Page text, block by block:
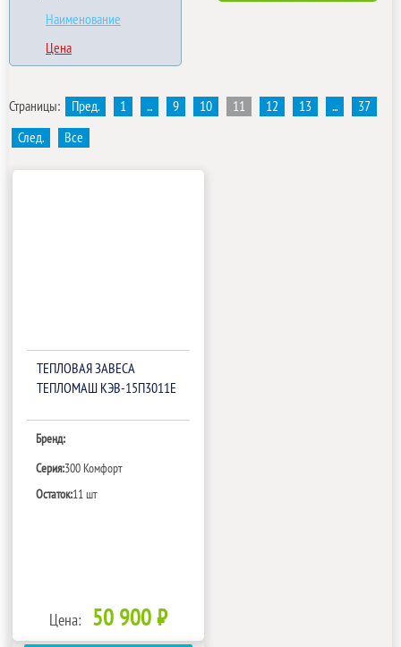
Наименование
Цена
Страницы: Пред. 1 ... 9 10 11 12 13 ...
37
След.
Все
ТЕПЛОВАЯ ЗАВЕСА
ТЕПЛОМАШ КЭВ-15П3011Е
Бренд:
Серия:300 Комфорт
Остаток:11 шт
Цена: 50 900 ₽